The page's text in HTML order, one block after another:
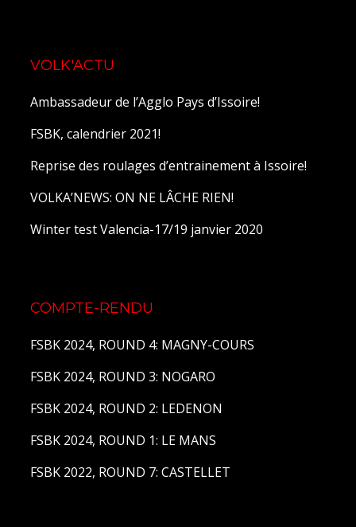
VOLK'ACTU
Ambassadeur de l’Agglo Pays d’Issoire!
FSBK, calendrier 2021!
Reprise des roulages d’entrainement à Issoire!
VOLKA’NEWS: ON NE LÂCHE RIEN!
Winter test Valencia-17/19 janvier 2020
COMPTE-RENDU
FSBK 2024, ROUND 4: MAGNY-COURS
FSBK 2024, ROUND 3: NOGARO
FSBK 2024, ROUND 2: LEDENON
FSBK 2024, ROUND 1: LE MANS
FSBK 2022, ROUND 7: CASTELLET